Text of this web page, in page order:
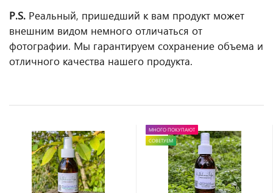
P.S. Реальный, пришедший к вам продукт может
внешним видом немного отличаться от
фотографии. Мы гарантируем сохранение объема и
отличного качества нашего продукта.
МНОГО ПОКУПАЮТ
СОВЕТУЕМ